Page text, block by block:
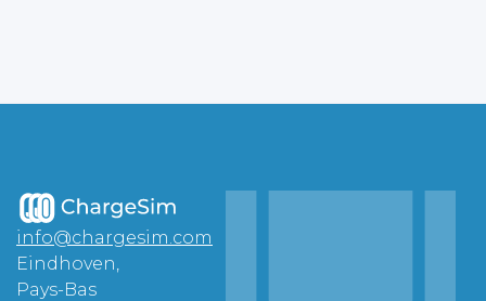
info@chargesim.com
Eindhoven,
Pays-Bas